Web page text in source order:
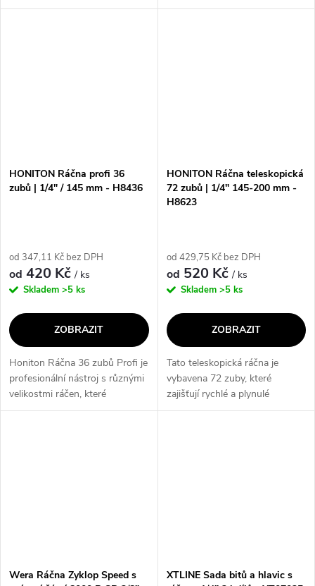
pro profesionální použití. Tato
amatérské použití. S různými
HONITON Ráčna profi 36
zubů | 1/4" / 145 mm - H8436
od 347,11 Kč bez DPH
od 420 Kč/ ks
Skladem >5 ks
ZOBRAZIT
Honiton Ráčna 36 zubů Profi je
profesionální nástroj s různými
velikostmi ráčen, které
umožňují pohodlnou práci v
HONITON Ráčna teleskopická
72 zubů | 1/4" 145-200 mm -
H8623
od 429,75 Kč bez DPH
od 520 Kč/ ks
Skladem >5 ks
ZOBRAZIT
Tato teleskopická ráčna je
vybavena 72 zuby, které
zajišťují rychlé a plynulé
přenášení síly. Díky svému
Wera Ráčna Zyklop Speed s
XTLINE Sada bitů a hlavic s